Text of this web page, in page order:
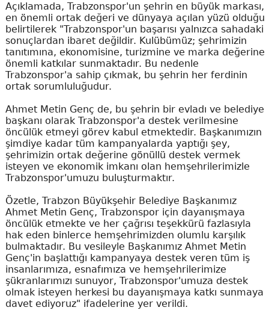
Açıklamada, Trabzonspor'un şehrin en büyük markası,
en önemli ortak değeri ve dünyaya açılan yüzü olduğu
belirtilerek "Trabzonspor'un başarısı yalnızca sahadaki
sonuçlardan ibaret değildir. Kulübümüz; şehrimizin
tanıtımına, ekonomisine, turizmine ve marka değerine
önemli katkılar sunmaktadır. Bu nedenle
Trabzonspor'a sahip çıkmak, bu şehrin her ferdinin
ortak sorumluluğudur.
Ahmet Metin Genç de, bu şehrin bir evladı ve belediye
başkanı olarak Trabzonspor'a destek verilmesine
öncülük etmeyi görev kabul etmektedir. Başkanımızın
şimdiye kadar tüm kampanyalarda yaptığı şey,
şehrimizin ortak değerine gönüllü destek vermek
isteyen ve ekonomik imkanı olan hemşehrilerimizle
Trabzonspor'umuzu buluşturmaktır.
Özetle, Trabzon Büyükşehir Belediye Başkanımız
Ahmet Metin Genç, Trabzonspor için dayanışmaya
öncülük etmekte ve her çağrısı teşekkürü fazlasıyla
hak eden binlerce hemşehrimizden olumlu karşılık
bulmaktadır. Bu vesileyle Başkanımız Ahmet Metin
Genç'in başlattığı kampanyaya destek veren tüm iş
insanlarımıza, esnafımıza ve hemşehrilerimize
şükranlarımızı sunuyor, Trabzonspor'umuza destek
olmak isteyen herkesi bu dayanışmaya katkı sunmaya
davet ediyoruz" ifadelerine yer verildi.